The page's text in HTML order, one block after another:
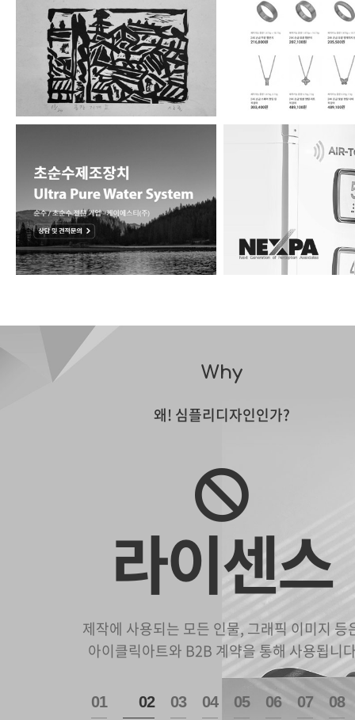
고금관갤러리 (주)한국귀금속보
KST - 초순수제조 사업… 넥스파시스템 블
Why
왜! 심플리디자인인가?
라이센스
제작에 사용되는 모든 인물, 그래픽 이미지 등
아이클릭아트와 B2B 계약을 통해 사용됩니
1 2 3 4 5 6 7 8